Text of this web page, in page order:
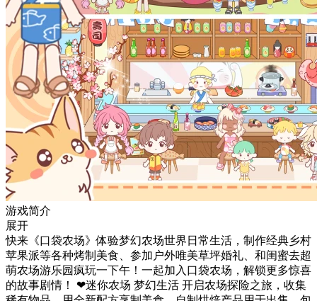
游戏简介
展开
快来《口袋农场》体验梦幻农场世界日常生活，制作经典乡村
苹果派等各种烤制美食、参加户外唯美草坪婚礼、和闺蜜去超
萌农场游乐园疯玩一下午！一起加入口袋农场，解锁更多惊喜
的故事剧情！ ❤迷你农场 梦幻生活 开启农场探险之旅，收集